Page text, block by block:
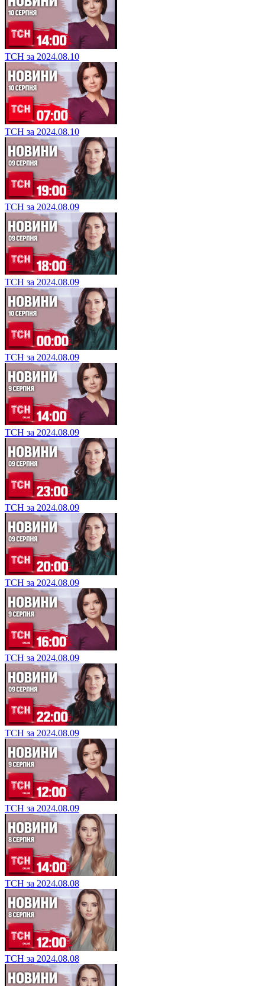
ТСН за 2024.08.10
ТСН за 2024.08.10
ТСН за 2024.08.09
ТСН за 2024.08.09
ТСН за 2024.08.09
ТСН за 2024.08.09
ТСН за 2024.08.09
ТСН за 2024.08.09
ТСН за 2024.08.09
ТСН за 2024.08.09
ТСН за 2024.08.09
ТСН за 2024.08.08
ТСН за 2024.08.08